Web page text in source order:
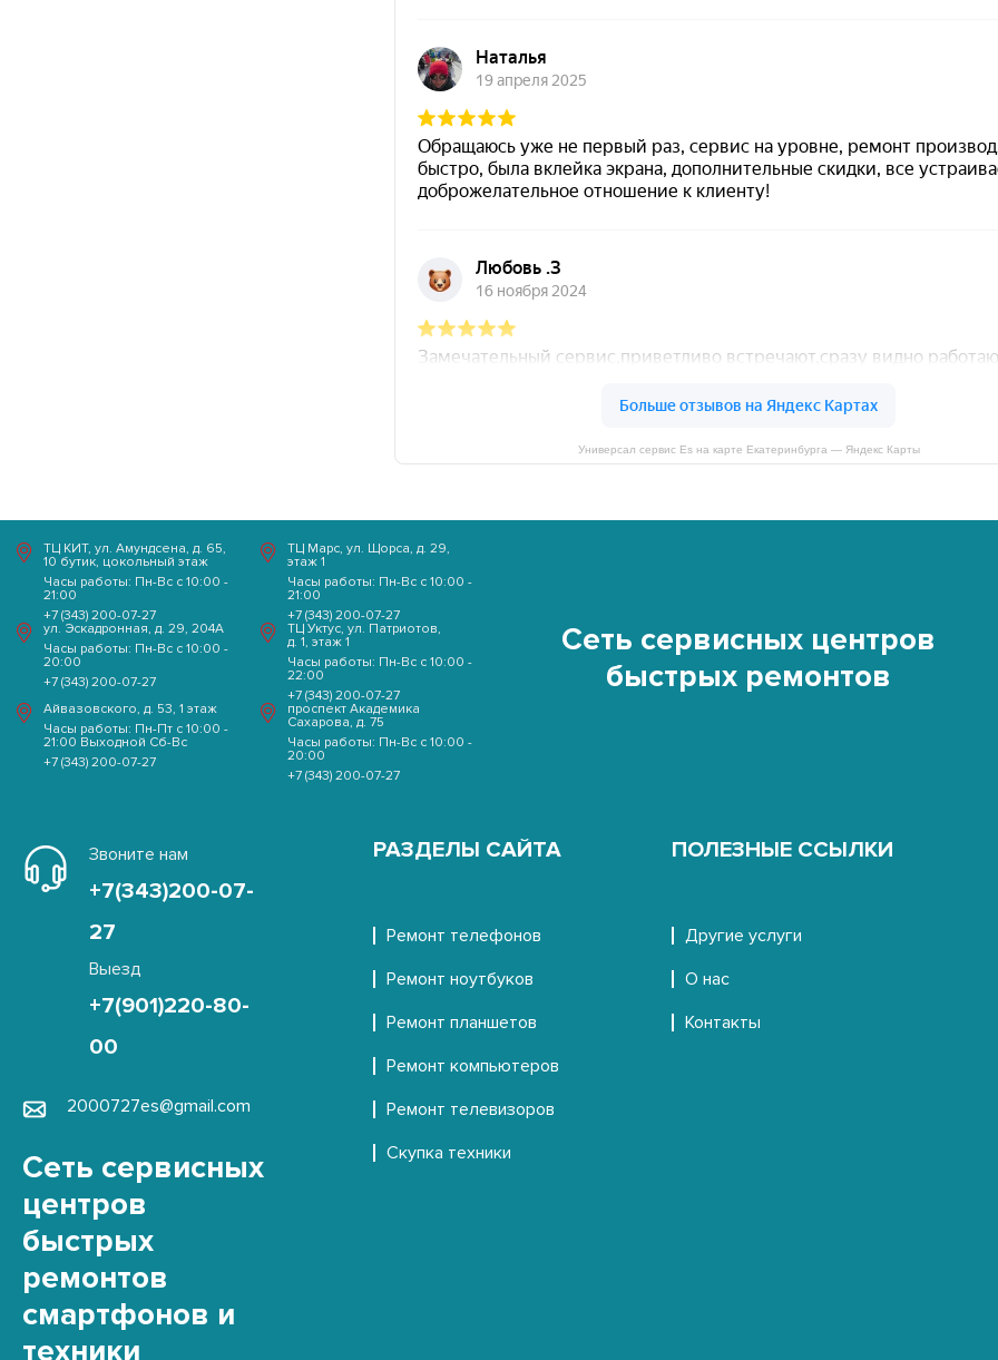
+7 (343) 200-07-27
Часы работы
Пн-Пт с 10:00 - 21:00
Выходной Сб-Вс
+7 (343) 200-07-27
проспект
Академика
Сахарова, д. 75
Часы работы
Пн-Вс с 10:00 - 20:00
ул. Вильгельма
де Геннина
д. 31, этаж 1
Часы работы
Пн-Пт с 10:00 - 20:00
Выходной Сб-Вс
ул. Вайнера, 55
Универсал сервис Es на карте Екатеринбурга — Яндекс Карты
ТЦ КИТ, ул. Амундсена, д. 65,
10 бутик, цокольный этаж
Часы работы: Пн-Вс с 10:00 -
21:00
+7 (343) 200-07-27
ТЦ Марс, ул. Щорса, д. 29,
этаж 1
Часы работы: Пн-Вс с 10:00 -
21:00
+7 (343) 200-07-27
ул. ​Эскадронная, д. 29, ​204А
Часы работы: Пн-Вс с 10:00 -
20:00
+7 (343) 200-07-27
ТЦ Уктус, ул. Патриотов,
д. 1, этаж 1
Часы работы: Пн-Вс с 10:00 -
22:00
+7 (343) 200-07-27
Айвазовского, д. 53, 1 этаж
Часы работы: Пн-Пт с 10:00 -
21:00 Выходной Сб-Вс
+7 (343) 200-07-27
проспект Академика
Сахарова, д. 75
Часы работы: Пн-Вс с 10:00 -
20:00
+7 (343) 200-07-27
Сеть сервисных центров
быстрых ремонтов
Звоните нам
+7(343)200-07-
27
Выезд
+7(901)220-80-
00
2000727es@gmail.com
Сеть сервисных
центров
быстрых
ремонтов
смартфонов и
техники
РАЗДЕЛЫ САЙТА
Ремонт телефонов
Ремонт ноутбуков
Ремонт планшетов
Ремонт компьютеров
Ремонт телевизоров
Скупка техники
ПОЛЕЗНЫЕ ССЫЛКИ
Другие услуги
О нас
Контакты